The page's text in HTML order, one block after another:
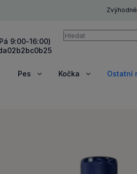
9:00-16:00)
Vyhledávání
Pes
ZobrazitKočka
ZobrazitOstatní